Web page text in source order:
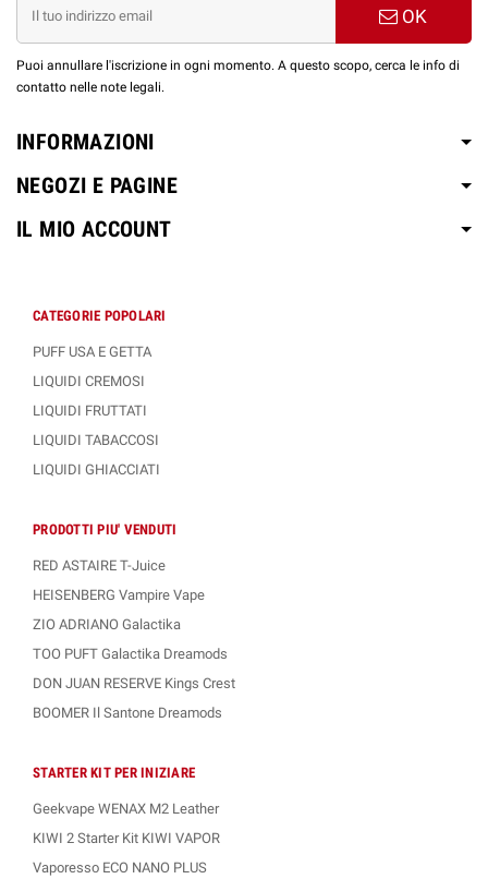
OK
Puoi annullare l'iscrizione in ogni momento. A questo scopo, cerca le info di
contatto nelle note legali.
INFORMAZIONI
NEGOZI E PAGINE
IL MIO ACCOUNT
CATEGORIE POPOLARI
PUFF USA E GETTA
LIQUIDI CREMOSI
LIQUIDI FRUTTATI
LIQUIDI TABACCOSI
LIQUIDI GHIACCIATI
PRODOTTI PIU' VENDUTI
RED ASTAIRE T-Juice
HEISENBERG Vampire Vape
ZIO ADRIANO Galactika
TOO PUFT Galactika Dreamods
DON JUAN RESERVE Kings Crest
BOOMER Il Santone Dreamods
STARTER KIT PER INIZIARE
Geekvape WENAX M2 Leather
KIWI 2 Starter Kit KIWI VAPOR
Vaporesso ECO NANO PLUS